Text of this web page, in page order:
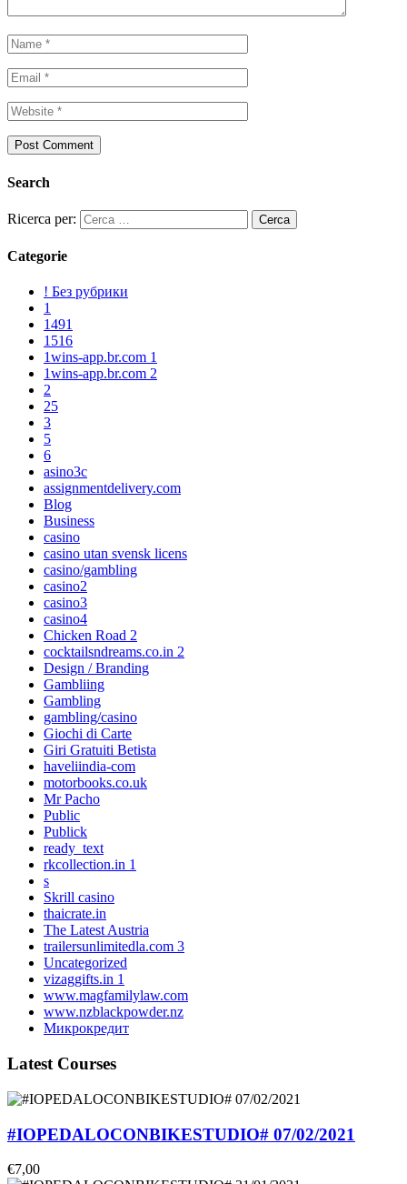
Search
Ricerca per:
Categorie
! Без рубрики
1
1491
1516
1wins-app.br.com 1
1wins-app.br.com 2
2
25
3
5
6
asino3c
assignmentdelivery.com
Blog
Business
casino
casino utan svensk licens
casino/gambling
casino2
casino3
casino4
Chicken Road 2
cocktailsndreams.co.in 2
Design / Branding
Gambliing
Gambling
gambling/casino
Giochi di Carte
Giri Gratuiti Betista
haveliindia-com
motorbooks.co.uk
Mr Pacho
Public
Publick
ready_text
rkcollection.in 1
s
Skrill casino
thaicrate.in
The Latest Austria
trailersunlimitedla.com 3
Uncategorized
vizaggifts.in 1
www.magfamilylaw.com
www.nzblackpowder.nz
Микрокредит
Latest Courses
#IOPEDALOCONBIKESTUDIO# 07/02/2021
€7,00